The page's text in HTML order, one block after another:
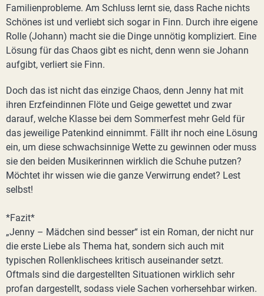
Familienprobleme. Am Schluss lernt sie, dass Rache nichts
Schönes ist und verliebt sich sogar in Finn. Durch ihre eigene
Rolle (Johann) macht sie die Dinge unnötig kompliziert. Eine
Lösung für das Chaos gibt es nicht, denn wenn sie Johann
aufgibt, verliert sie Finn.
Doch das ist nicht das einzige Chaos, denn Jenny hat mit
ihren Erzfeindinnen Flöte und Geige gewettet und zwar
darauf, welche Klasse bei dem Sommerfest mehr Geld für
das jeweilige Patenkind einnimmt. Fällt ihr noch eine Lösung
ein, um diese schwachsinnige Wette zu gewinnen oder muss
sie den beiden Musikerinnen wirklich die Schuhe putzen?
Möchtet ihr wissen wie die ganze Verwirrung endet? Lest
selbst!
*Fazit*
„Jenny – Mädchen sind besser“ ist ein Roman, der nicht nur
die erste Liebe als Thema hat, sondern sich auch mit
typischen Rollenklischees kritisch auseinander setzt.
Oftmals sind die dargestellten Situationen wirklich sehr
profan dargestellt, sodass viele Sachen vorhersehbar wirken.